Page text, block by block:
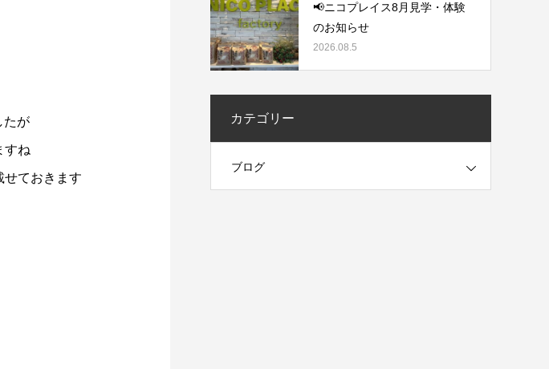
たが
すね
せておきます
📢ニコプレイス8月見学・体験
のお知らせ
2026.08.5
カテゴリー
ブログ